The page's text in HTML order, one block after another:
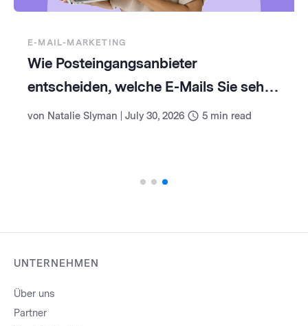
E-MAIL-MARKETING
Wie Posteingangsanbieter
entscheiden, welche E-Mails Sie sehen
(und wie Sie damit umgehen)
von Natalie Slyman July 30, 2026 5 min read
UNTERNEHMEN
Über uns
Partner